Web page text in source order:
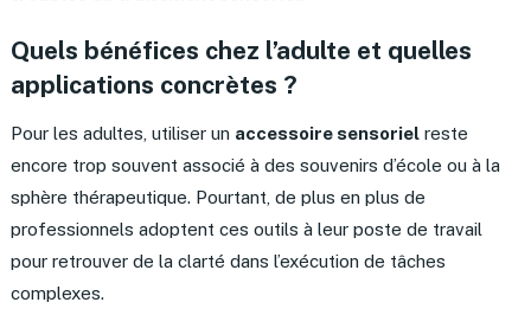
Quels bénéfices chez l’adulte et quelles
applications concrètes ?
Pour les adultes, utiliser un accessoire sensorielreste
encore trop souvent associé à des souvenirs d’école ou à la
sphère thérapeutique. Pourtant, de plus en plus de
professionnels adoptent ces outils à leur poste de travail
pour retrouver de la clarté dans l’exécution de tâches
complexes.